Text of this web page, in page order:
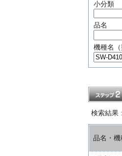
小分類
品名
機種名（
検索結果 :
品名・機